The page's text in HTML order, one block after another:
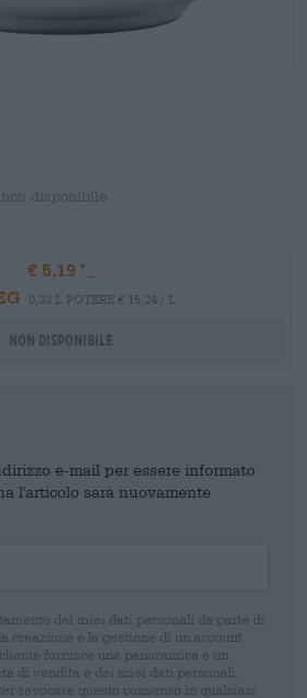
disponibile
€ 5,19
0,33 L POTERE € 15,24 / L
Non disponibile
e-mail per essere informato
l'articolo sarà nuovamente
dei miei dati personali da parte di
creazione e la gestione di un account
fornisce una panoramica e un
di vendita e dei miei dati personali.
revocare questo consenso in qualsiasi